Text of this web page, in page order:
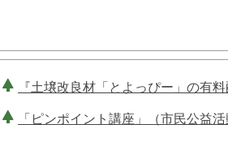
『土壌改良材「とよっぴー」の有
「ピンポイント講座」（市民公益活